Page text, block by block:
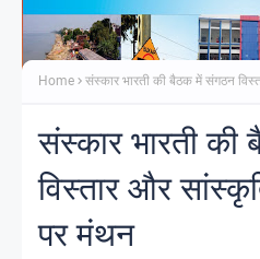
Home संस्कार भारती की बैठक में संगठन
संस्कार भारती
विस्तार और
पर मंथन